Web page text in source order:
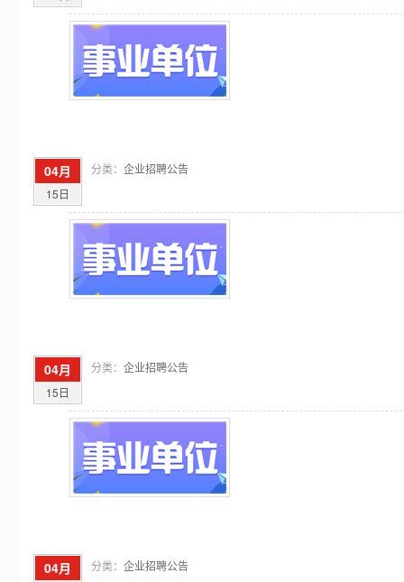
04月
15日
分类： 企业招聘公告
04月
15日
分类： 企业招聘公告
04月 分类： 企业招聘公告